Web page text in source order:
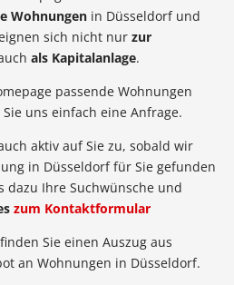
Wohnungen in Düsseldorf und
sich nicht nur zur
als Kapitalanlage.
passende Wohnungen
uns einfach eine Anfrage.
aktiv auf Sie zu, sobald wir
in Düsseldorf für Sie gefunden
dazu Ihre Suchwünsche und
zum Kontaktformular
Sie einen Auszug aus
an Wohnungen in Düsseldorf.